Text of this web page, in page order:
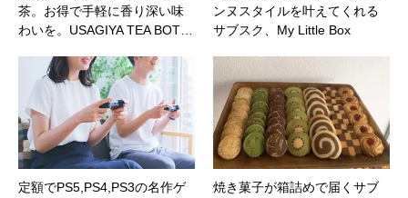
茶。お得で手軽に香り深い味
わいを。USAGIYA TEA BOT…
ンヌスタイルを叶えてくれる
サブスク、My Little Box
定額でPS5,PS4,PS3の名作ゲ 焼き菓子が箱詰めで届くサブ